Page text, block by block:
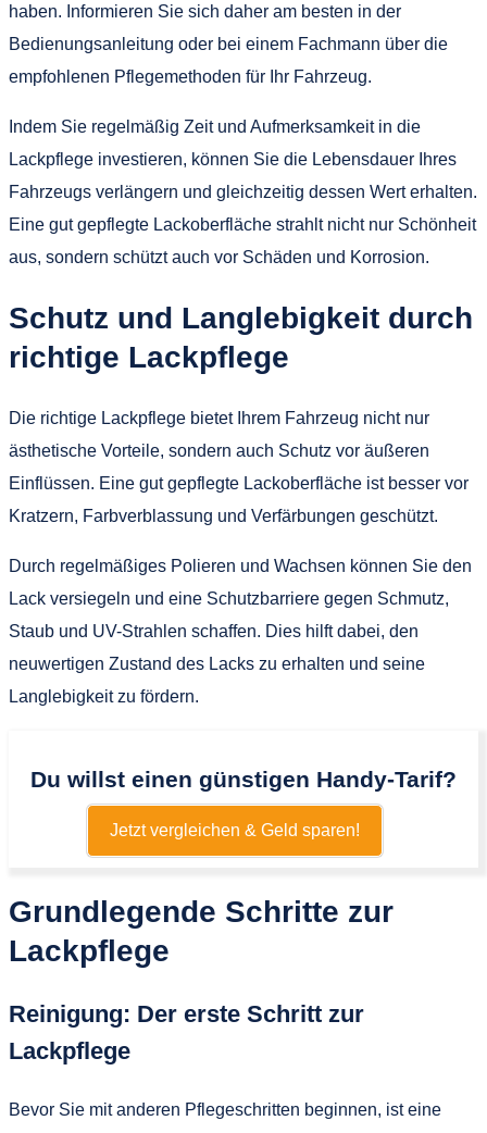
haben. Informieren Sie sich daher am besten in der
Bedienungsanleitung oder bei einem Fachmann über die
empfohlenen Pflegemethoden für Ihr Fahrzeug.
Indem Sie regelmäßig Zeit und Aufmerksamkeit in die
Lackpflege investieren, können Sie die Lebensdauer Ihres
Fahrzeugs verlängern und gleichzeitig dessen Wert erhalten.
Eine gut gepflegte Lackoberfläche strahlt nicht nur Schönheit
aus, sondern schützt auch vor Schäden und Korrosion.
Schutz und Langlebigkeit durch
richtige Lackpflege
Die richtige Lackpflege bietet Ihrem Fahrzeug nicht nur
ästhetische Vorteile, sondern auch Schutz vor äußeren
Einflüssen. Eine gut gepflegte Lackoberfläche ist besser vor
Kratzern, Farbverblassung und Verfärbungen geschützt.
Durch regelmäßiges Polieren und Wachsen können Sie den
Lack versiegeln und eine Schutzbarriere gegen Schmutz,
Staub und UV-Strahlen schaffen. Dies hilft dabei, den
neuwertigen Zustand des Lacks zu erhalten und seine
Langlebigkeit zu fördern.
Du willst einen günstigen Handy-Tarif?
Jetzt vergleichen & Geld sparen!
Grundlegende Schritte zur
Lackpflege
Reinigung: Der erste Schritt zur
Lackpflege
Bevor Sie mit anderen Pflegeschritten beginnen, ist eine